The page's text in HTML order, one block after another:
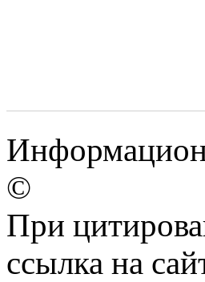
©
При
ссылка на